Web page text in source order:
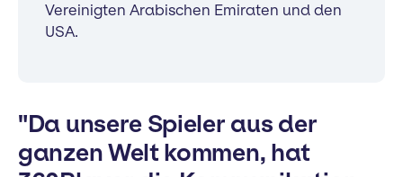
Vereinigten Arabischen Emiraten und den
USA.
"Da unsere Spieler aus der
ganzen Welt kommen, hat